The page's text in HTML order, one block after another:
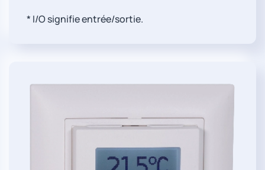
* I/O signifie entrée/sortie.